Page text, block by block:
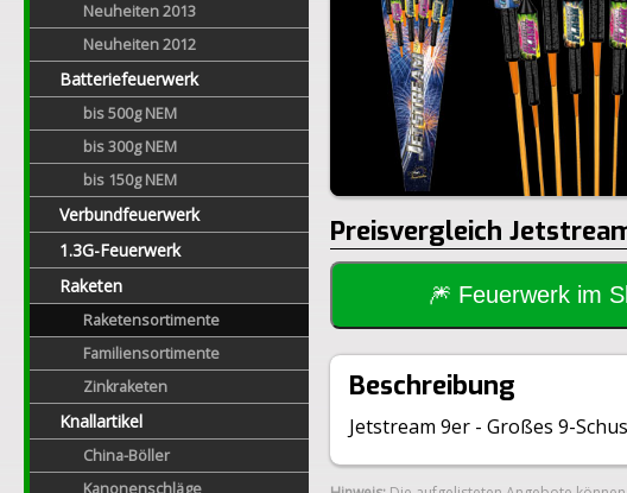
Neuheiten 2013
Neuheiten 2012
Batteriefeuerwerk
bis 500g NEM
bis 300g NEM
bis 150g NEM
Verbundfeuerwerk
1.3G-Feuerwerk
Raketen
Raketensortimente
Familiensortimente
Zinkraketen
Knallartikel
China-Böller
Kanonenschläge
Preisvergleich
🎆 Feuerwerk im
Beschreibung
Jetstream 9er - Großes 9-